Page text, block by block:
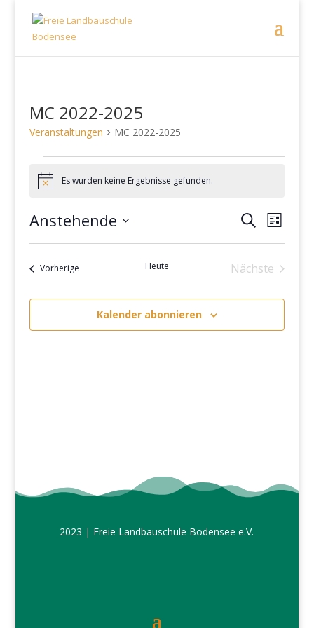
MC 2022-2025
Veranstaltungen MC 2022-2025
Veranstaltungen
HinweisEs wurden keine Ergebnisse gefunden.
Suche
und
Ansichten,
SucheListe
Anstehende
Datum
VorherigeVeranstaltungen Heute
Nächste
Kalender abonnieren
2023 | Freie Landbauschule Bodensee e.V.